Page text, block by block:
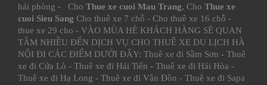
hải phòng - Cho Thue xe cuoi Mau Trang, Cho Thue xe
cuoi Sieu Sang Cho thuê xe 7 chỗ - Cho thuê xe 16 chỗ -
thue xe 29 cho - VÀO MÙA HÈ KHÁCH HÀNG SẼ QUAN
TÂM NHIỀU ĐẾN DỊCH VỤ CHO THUÊ XE DU LỊCH HÀ
NỘI ĐI CÁC ĐIỂM DƯỚI ĐÂY: Thuê xe đi Sầm Sơn - Thuê
xe đi Cửa Lò - Thuê xe đi Hải Tiến - Thuê xe đi Hải Hòa -
Thuê xe đi Hạ Long - Thuê xe đi Vân Đồn - Thuê xe đi Sapa